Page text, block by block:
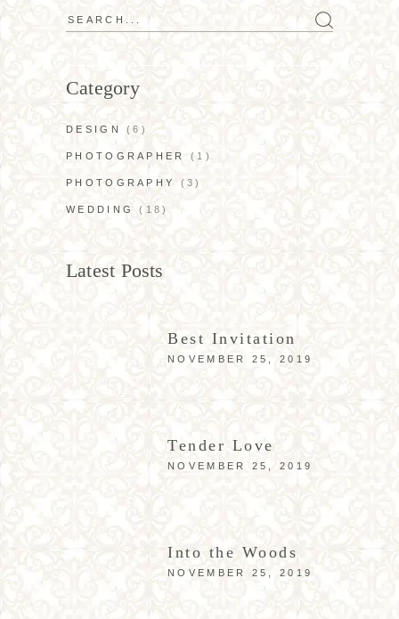
Category
DESIGN (6)
PHOTOGRAPHER (1)
PHOTOGRAPHY (3)
WEDDING (18)
Latest Posts
Best Invitation
NOVEMBER 25, 2019
Tender Love
NOVEMBER 25, 2019
Into the Woods
NOVEMBER 25, 2019